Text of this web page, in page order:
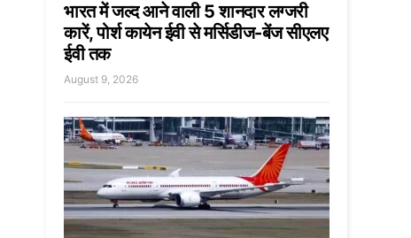
भारत में जल्द आने वाली 5 शानदार लग्जरी
कारें, पोर्श कायेन ईवी से मर्सिडीज-बेंज सीएलए
ईवी तक
August 9, 2026